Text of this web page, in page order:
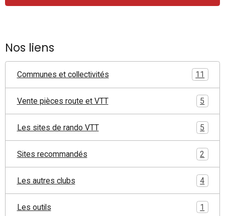
Nos liens
Communes et collectivités 11
Vente pièces route et VTT 5
Les sites de rando VTT 5
Sites recommandés 2
Les autres clubs 4
Les outils 1